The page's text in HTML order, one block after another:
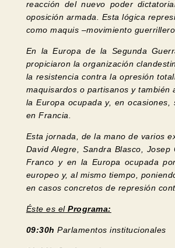
reacción del nuevo poder
oposición armada. Esta lógica
como maquis –movimiento
En la Europa de la Segunda
propiciaron la organización
la resistencia contra la opresión
maquisardos o partisanos y
la Europa ocupada y, en
en Francia.
Esta jornada, de la mano de varios
David Alegre, Sandra Blasco,
Franco y en la Europa ocupada
europeo y, al mismo tiempo,
en casos concretos de represión
Éste es elPrograma:
09:30h Parlamentos institucionales